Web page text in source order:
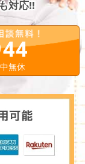
対応!!
無休